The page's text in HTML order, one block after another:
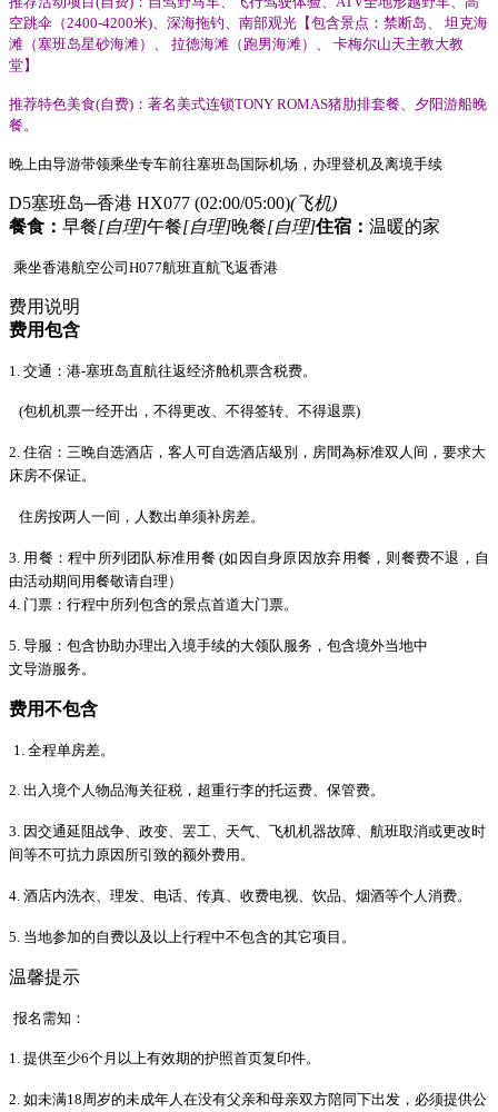
空跳伞（2400-4200米) 、深海拖钓、南部观光【包含景点：禁断岛、
坦克海
滩（塞班岛星砂海滩）、
拉德海滩（跑男海滩）、
卡梅尔山天主教大教
堂】
推荐特色美食(自费) ：著名美式连锁TONY ROMAS猪肋排套餐、夕阳游船晚
餐。
晚上由导游带领乘坐专车前往塞班岛国际机场，办理登机及离境手续
D5塞班岛─香港 HX077 (02:00/05:00)(飞机)
餐食： 早餐[自理]午餐[自理]晚餐[自理]住宿： 温暖的家
乘坐香港航空公司 H077航班直航飞返香港
费用说明
费用包含
1. 交通：港-塞班岛直航往返经济舱机票含税费。
(包机机票一经开出，不得更改、不得签转、不得退票)
2. 住宿： 三晚自选酒店，客人可自选酒店級別，房間為标准双人间，要求大
床房不保证。
住房按两人一间，人数出单须补房差。
3. 用餐：程中所列团队标准用餐 (如因自身原因放弃用餐，则餐费不退，自
由活动期间用餐敬请自理 ）
4. 门票：行程中所列包含的景点首道大门票。
5. 导服：包含协助办理出入境手续的大领队服务，包含境外当地中
文导游服务。
费用不包含
1. 全程单房差。
2. 出入境个人物品海关征税 ， 超重行李的托运费 保管费。
3. 因交通延阻战争 政变 罢工 天气 飞机机器故障
航班取消或更改时
间等不可抗力原因所引致的额外费用。
4. 酒店内洗衣、理发、电话、传真、收费电视、饮品、烟酒等个人消费。
5. 当地参加的自费以及以上行程中不包含的其它项目。
温馨提示
报名需知：
1. 提供至少6个月以上有效期的护照首页复印件。
2. 如未满18周岁的未成年人在没有父亲和母亲双方陪同下出发，必须提供公